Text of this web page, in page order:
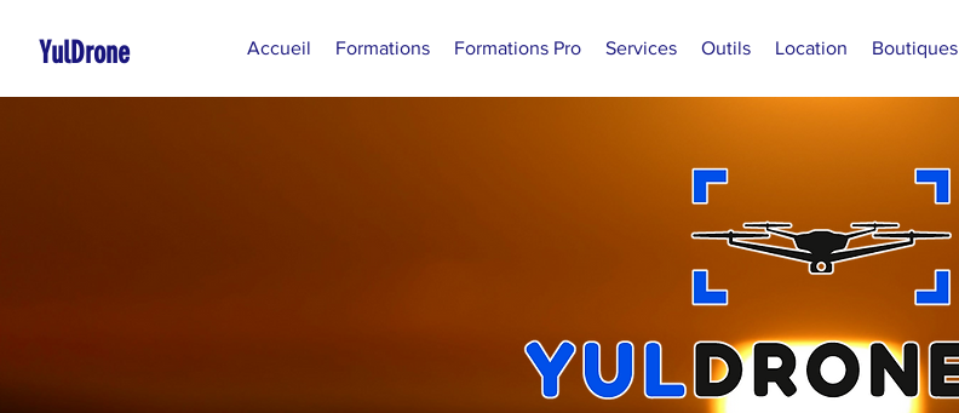
YulDrone Accueil Formations Formations Pro Services Outils Location Boutiques